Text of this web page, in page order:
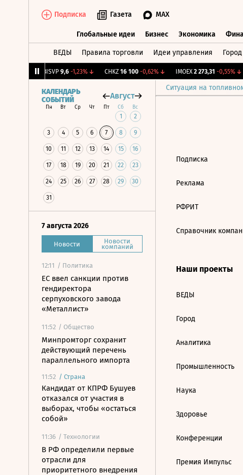
Подписка Газета MAX
Глобальные идеи Бизнес Экономика
ВЕДЫ Правила торговли Идеи управления Город
BISVP 9,6 -1,23%↓ CHKZ 16 100 -0,62%↓ IMOEX 2 273,31 -0,55%↓
Ситуация на
КАЛЕНДАРЬ
СОБЫТИЙ
Август
Пн Вт Ср Чт Пт Сб Вс
1 2
3 4 5 6 7 8 9
10 11 12 13 14 15 16
17 18 19 20 21 22 23
24 25 26 27 28 29 30
31
7 августа 2026
Новости Новости
компаний
12:11 / Политика
ЕС ввел санкции против
гендиректора
серпуховского завода
«Металлист»
11:52 / Общество
Минпромторг сохранит
действующий перечень
параллельного импорта
11:52 / Страна
Кандидат от КПРФ Бушуев
отказался от участия в
выборах, чтобы «остаться
собой»
11:36 / Технологии
В РФ определили первые
отрасли для
приоритетного внедрения
Подписка
Реклама
РФРИТ
Справочник
Наши проекты
ВЕДЫ
Город
Аналитика
Промышленность
Наука
Здоровье
Конференции
Премия Импульс